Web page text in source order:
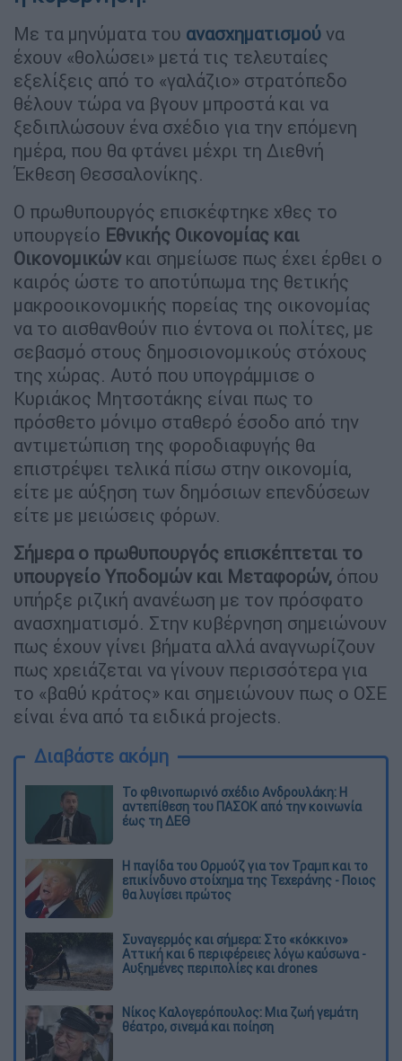
Με τα μηνύματα του ανασχηματισμού να
έχουν «θολώσει» μετά τις τελευταίες
εξελίξεις από το «γαλάζιο» στρατόπεδο
θέλουν τώρα να βγουν μπροστά και να
ξεδιπλώσουν ένα σχέδιο για την επόμενη
ημέρα, που θα φτάνει μέχρι τη Διεθνή
Έκθεση Θεσσαλονίκης.
Ο πρωθυπουργός επισκέφτηκε χθες το
υπουργείο Εθνικής Οικονομίας και
Οικονομικών και σημείωσε πως έχει έρθει ο
καιρός ώστε το αποτύπωμα της θετικής
μακροοικονομικής πορείας της οικονομίας
να το αισθανθούν πιο έντονα οι πολίτες, με
σεβασμό στους δημοσιονομικούς στόχους
της χώρας. Αυτό που υπογράμμισε ο
Κυριάκος Μητσοτάκης είναι πως το
πρόσθετο μόνιμο σταθερό έσοδο από την
αντιμετώπιση της φοροδιαφυγής θα
επιστρέψει τελικά πίσω στην οικονομία,
είτε με αύξηση των δημόσιων επενδύσεων
είτε με μειώσεις φόρων.
Σήμερα ο πρωθυπουργός επισκέπτεται το
υπουργείο Υποδομών και Μεταφορών, όπου
υπήρξε ριζική ανανέωση με τον πρόσφατο
ανασχηματισμό. Στην κυβέρνηση σημειώνουν
πως έχουν γίνει βήματα αλλά αναγνωρίζουν
πως χρειάζεται να γίνουν περισσότερα για
το «βαθύ κράτος» και σημειώνουν πως ο ΟΣΕ
είναι ένα από τα ειδικά projects.
Διαβάστε ακόμη
Το φθινοπωρινό σχέδιο Ανδρουλάκη: Η
αντεπίθεση του ΠΑΣΟΚ από την κοινωνία
έως τη ΔΕΘ
Η παγίδα του Ορμούζ για τον Τραμπ και το
επικίνδυνο στοίχημα της Τεχεράνης - Ποιος
θα λυγίσει πρώτος
Συναγερμός και σήμερα: Στο «κόκκινο»
Αττική και 6 περιφέρειες λόγω καύσωνα -
Αυξημένες περιπολίες και drones
Νίκος Καλογερόπουλος: Μια ζωή γεμάτη
θέατρο, σινεμά και ποίηση